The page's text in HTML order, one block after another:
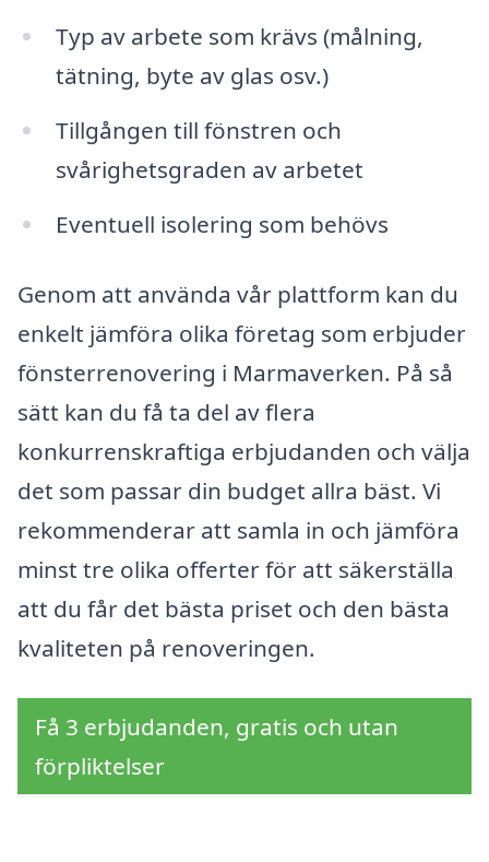
Typ av arbete som krävs (målning,
tätning, byte av glas osv.)
Tillgången till fönstren och
svårighetsgraden av arbetet
Eventuell isolering som behövs
Genom att använda vår plattform kan du
enkelt jämföra olika företag som erbjuder
fönsterrenovering i Marmaverken. På så
sätt kan du få ta del av flera
konkurrenskraftiga erbjudanden och välja
det som passar din budget allra bäst. Vi
rekommenderar att samla in och jämföra
minst tre olika offerter för att säkerställa
att du får det bästa priset och den bästa
kvaliteten på renoveringen.
Få 3 erbjudanden, gratis och utan
förpliktelser